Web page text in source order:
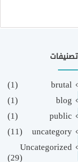
تصنيفات
brutal
(1)
blog
(1)
public
(1)
uncategory
(11)
Uncategorized
(29)